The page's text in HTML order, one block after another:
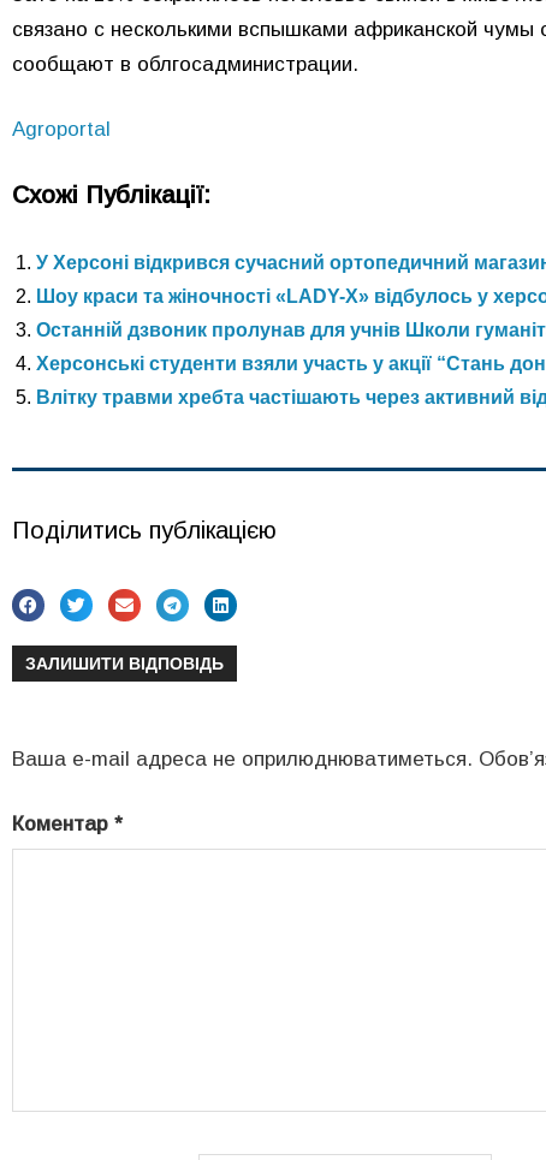
связано с несколькими вспышками африканской
сообщают в облгосадминистрации.
Аgroportal
Схожі Публікації:
У Херсоні відкрився сучасний ортопедичний
Шоу краси та жіночності «LADY-X» відбулось у
Останній дзвоник пролунав для учнів Школи
Херсонські студенти взяли участь у акції “Стань
Влітку травми хребта частішають через активний
Поділитись публікацією
ЗАЛИШИТИ ВІДПОВІДЬ
Ваша e-mail адреса не оприлюднюватиметься.
Коментар *